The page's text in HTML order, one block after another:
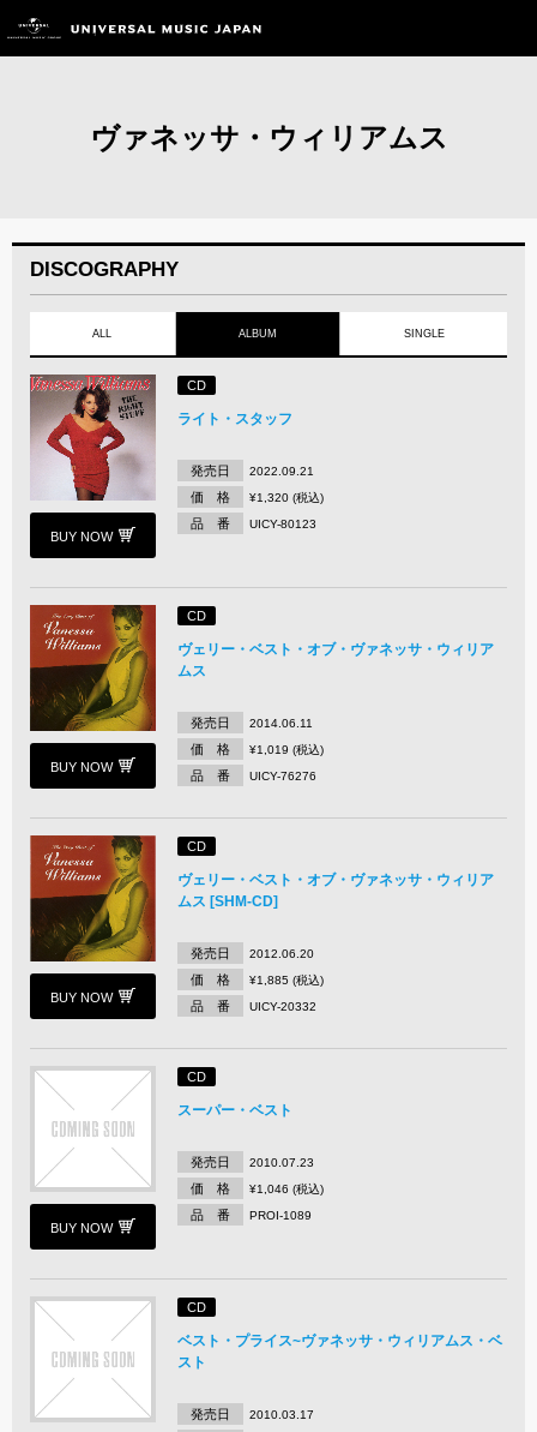
ヴァネッサ・ウィリアムス
DISCOGRAPHY
ALL ALBUM SINGLE
BUY NOW
CD
ライト・スタッフ
発売日 2022.09.21
価 格 ¥1,320 (税込)
品 番 UICY-80123
BUY NOW
CD
ヴェリー・ベスト・オブ・ヴァネッサ・ウィリア
ムス
発売日 2014.06.11
価 格 ¥1,019 (税込)
品 番 UICY-76276
BUY NOW
CD
ヴェリー・ベスト・オブ・ヴァネッサ・ウィリア
ムス [SHM-CD]
発売日 2012.06.20
価 格 ¥1,885 (税込)
品 番 UICY-20332
BUY NOW
CD
スーパー・ベスト
発売日 2010.07.23
価 格 ¥1,046 (税込)
品 番 PROI-1089
CD
ベスト・プライス~ヴァネッサ・ウィリアムス・ベ
スト
発売日 2010.03.17